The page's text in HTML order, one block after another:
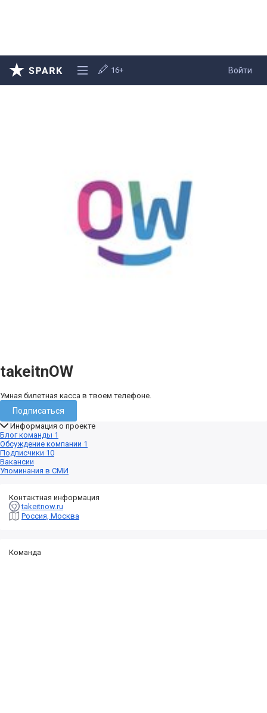
Войти
16+
takeitnOW
Умная билетная касса в твоем телефоне.
Подписаться
Информация о проекте
Блог команды 1
Обсуждение компании 1
Подписчики 10
Вакансии
Упоминания в СМИ
Контактная информация
takeitnow.ru
Россия, Москва
Команда